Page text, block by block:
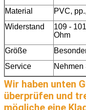
Material
PVC,
Widerstand
109 -
Ohm
Größe
Service
Nehmen
Wir haben unten
überprüfen und
mögliche eine